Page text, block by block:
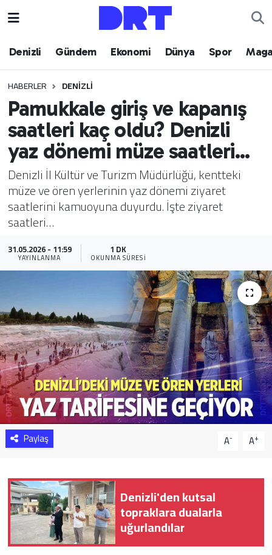
Denizli Gündem Ekonomi Dünya Spor
HABERLER DENIZLI
Pamukkale giriş ve kapanış
saatleri kaç oldu? Denizli
yaz dönemi müze saatleri...
Denizli İl Kültür ve Turizm Müdürlüğü, kentteki
müze ve ören yerlerinin yaz dönemi ziyaret
saatlerini kamuoyuna duyurdu. İşte ziyaret
saatleri…
31.05.2026 - 11:59
YAYINLANMA
1 DK
OKUNMA SÜRESI
Paylaş A- A+
Denizli'den kutsal
topraklara dualarla
uğurlandılar
Denizli
Ekonomi
Dünya
Spor
Magazin
Teknoloji
Yaşam
Sağlık
Yazarlar
Resmi İlan
Resmi Reklam
Hava Durumu
Trafik Durumu
Puan Durumu ve Fikstür
Tüm Manşetler
Son Dakika Haberleri
Haber Arşivi